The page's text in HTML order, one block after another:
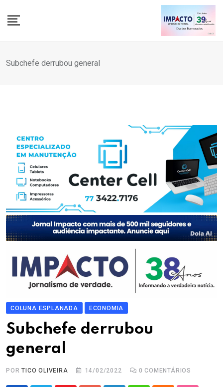
Subchefe derrubou general
COLUNA ESPLANADA ECONOMIA
Subchefe derrubou
general
PORTICO OLIVEIRA 14/02/2022 0 COMENTÁRIOS